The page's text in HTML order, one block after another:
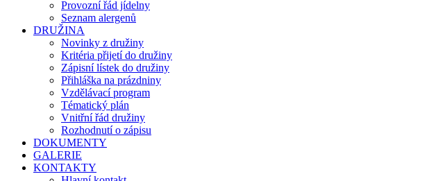
Provozní řád jídelny
Seznam alergenů
DRUŽINA
Novinky z družiny
Kritéria přijetí do družiny
Zápisní lístek do družiny
Přihláška na prázdniny
Vzdělávací program
Tématický plán
Vnitřní řád družiny
Rozhodnutí o zápisu
DOKUMENTY
GALERIE
KONTAKTY